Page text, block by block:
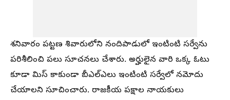
శనివారం పట్టణ శివారులోని నందిపాడులో ఇంటింటి సర్వేను
పరిశీలించి పలు సూచనలు చేశారు. అర్హులైన వారి ఒక్క ఓటు
కూడా మిస్ కాకుండా బీఎల్ఎలు ఇంటింటి సర్వేలో నమోదు
చేయాలని సూచించారు. రాజకీయ పక్షాల నాయకులు